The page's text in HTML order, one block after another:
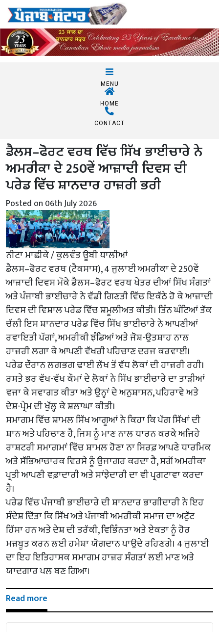
MENU
HOME
CONTACT
ਡੈਲਸ–ਫੋਰਟ ਵਰਥ ਵਿੱਚ ਸਿੱਖ ਭਾਈਚਾਰੇ ਨੇ
ਅਮਰੀਕਾ ਦੇ 250ਵੇਂ ਆਜ਼ਾਦੀ ਦਿਵਸ ਦੀ
ਪਰੇਡ ਵਿੱਚ ਸ਼ਾਨਦਾਰ ਹਾਜ਼ਰੀ ਭਰੀ
Posted on 06th July 2026
ਨੀਟਾ ਮਾਛੀਕੇ / ਕੁਲਵੰਤ ਊਬੀ ਧਾਲੀਆਂ
ਡੈਲਸ–ਫੋਰਟ ਵਰਥ (ਟੈਕਸਾਸ), 4 ਜੁਲਾਈ ਅਮਰੀਕਾ ਦੇ 250ਵੇਂ
ਆਜ਼ਾਦੀ ਦਿਵਸ ਮੌਕੇ ਡੈਲਸ–ਫੋਰਟ ਵਰਥ ਖੇਤਰ ਦੀਆਂ ਸਿੱਖ ਸੰਗਤਾਂ
ਅਤੇ ਪੰਜਾਬੀ ਭਾਈਚਾਰੇ ਨੇ ਵੱਡੀ ਗਿਣਤੀ ਵਿੱਚ ਇਕੱਠੇ ਹੋ ਕੇ ਆਜ਼ਾਦੀ
ਦਿਵਸ ਦੀ ਵਿਸ਼ਾਲ ਪਰੇਡ ਵਿੱਚ ਸ਼ਮੂਲੀਅਤ ਕੀਤੀ। ਤਿੰਨ ਘੰਟਿਆਂ ਤੱਕ
ਚੱਲੀ ਇਸ ਸ਼ਾਨਦਾਰ ਪਰੇਡ ਵਿੱਚ ਸਿੱਖ ਭਾਈਚਾਰੇ ਨੇ ਆਪਣੀਆਂ
ਰਵਾਇਤੀ ਪੱਗਾਂ, ਅਮਰੀਕੀ ਝੰਡਿਆਂ ਅਤੇ ਜੋਸ਼-ਉਤਸ਼ਾਹ ਨਾਲ
ਹਾਜ਼ਰੀ ਲਗਾ ਕੇ ਆਪਣੀ ਵੱਖਰੀ ਪਹਿਚਾਣ ਦਰਜ ਕਰਵਾਈ।
ਪਰੇਡ ਦੌਰਾਨ ਲਗਭਗ ਢਾਈ ਲੱਖ ਤੋਂ ਵੱਧ ਲੋਕਾਂ ਦੀ ਹਾਜ਼ਰੀ ਰਹੀ।
ਰਸਤੇ ਭਰ ਵੱਖ-ਵੱਖ ਕੌਮਾਂ ਦੇ ਲੋਕਾਂ ਨੇ ਸਿੱਖ ਭਾਈਚਾਰੇ ਦਾ ਤਾੜੀਆਂ
ਵਜਾ ਕੇ ਸਵਾਗਤ ਕੀਤਾ ਅਤੇ ਉਨ੍ਹਾਂ ਦੇ ਅਨੁਸ਼ਾਸਨ, ਪਹਿਰਾਵੇ ਅਤੇ
ਦੇਸ਼-ਪ੍ਰੇਮ ਦੀ ਖੁੱਲ੍ਹ ਕੇ ਸ਼ਲਾਘਾ ਕੀਤੀ।
ਸਮਾਗਮ ਵਿੱਚ ਸ਼ਾਮਲ ਸਿੱਖ ਆਗੂਆਂ ਨੇ ਕਿਹਾ ਕਿ ਪੱਗ ਸਿੱਖਾਂ ਦੀ
ਸ਼ਾਨ ਅਤੇ ਪਹਿਚਾਣ ਹੈ, ਜਿਸ ਨੂੰ ਮਾਣ ਨਾਲ ਧਾਰਨ ਕਰਕੇ ਅਜਿਹੇ
ਰਾਸ਼ਟਰੀ ਸਮਾਗਮਾਂ ਵਿੱਚ ਸ਼ਾਮਲ ਹੋਣਾ ਨਾ ਸਿਰਫ਼ ਆਪਣੇ ਧਾਰਮਿਕ
ਅਤੇ ਸੱਭਿਆਚਾਰਕ ਵਿਰਸੇ ਨੂੰ ਉਜਾਗਰ ਕਰਦਾ ਹੈ, ਸਗੋਂ ਅਮਰੀਕਾ
ਪ੍ਰਤੀ ਆਪਣੀ ਵਫ਼ਾਦਾਰੀ ਅਤੇ ਸਾਂਝੇਦਾਰੀ ਦਾ ਵੀ ਪ੍ਰਗਟਾਵਾ ਕਰਦਾ
ਹੈ।
ਪਰੇਡ ਵਿੱਚ ਪੰਜਾਬੀ ਭਾਈਚਾਰੇ ਦੀ ਸ਼ਾਨਦਾਰ ਭਾਗੀਦਾਰੀ ਨੇ ਇਹ
ਸੰਦੇਸ਼ ਦਿੱਤਾ ਕਿ ਸਿੱਖ ਅਤੇ ਪੰਜਾਬੀ ਅਮਰੀਕੀ ਸਮਾਜ ਦਾ ਅਟੁੱਟ
ਹਿੱਸਾ ਹਨ ਅਤੇ ਦੇਸ਼ ਦੀ ਤਰੱਕੀ, ਵਿਭਿੰਨਤਾ ਅਤੇ ਏਕਤਾ ਨੂੰ ਹੋਰ
ਮਜ਼ਬੂਤ ਕਰਨ ਲਈ ਹਮੇਸ਼ਾ ਯੋਗਦਾਨ ਪਾਉਂਦੇ ਰਹਿਣਗੇ। 4 ਜੁਲਾਈ
ਦਾ ਇਹ ਇਤਿਹਾਸਕ ਸਮਾਗਮ ਹਾਜ਼ਰ ਸੰਗਤਾਂ ਲਈ ਮਾਣ ਅਤੇ
ਯਾਦਗਾਰ ਪਲ ਬਣ ਗਿਆ।
Read more